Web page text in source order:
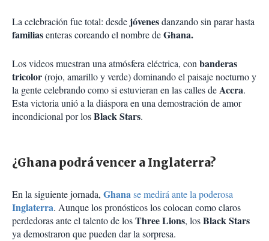
La celebración fue total: desde jóvenesdanzando sin parar hasta
familiasenteras coreando el nombre deGhana.
Los videos muestran una atmósfera eléctrica, conbanderas
tricolor(rojo, amarillo y verde) dominando el paisaje nocturno y
la gente celebrando como si estuvieran en las calles deAccra.
Esta victoria unió a la diáspora en una demostración de amor
incondicional por losBlack Stars.
¿Ghana podrá vencer a Inglaterra?
En la siguiente jornada, Ghanase medirá ante la poderosa
Inglaterra. Aunque los pronósticos los colocan como claros
perdedoras ante el talento de losThree Lions, losBlack Stars
ya demostraron que pueden dar la sorpresa.